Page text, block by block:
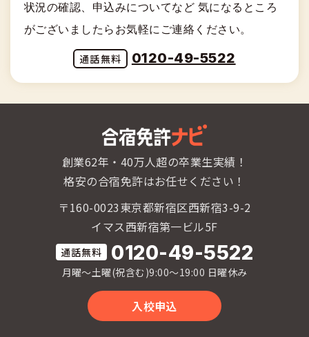
状況の確認、申込みについてなど 気になるところ
がございましたらお気軽にご連絡ください。
0120-49-5522
創業62年・40万人超の卒業生実績！
格安の合宿免許はお任せください！
〒160-0023東京都新宿区西新宿3-9-2
イマス西新宿第一ビル5F
0120-49-5522
月曜〜土曜(祝含む)9:00〜19:00 日曜休み
入校申込